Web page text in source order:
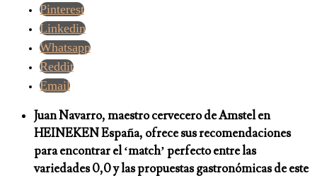
Pinterest
Linkedin
Whatsapp
Reddit
Email
Juan Navarro, maestro cervecero de Amstel en
HEINEKEN España, ofrece sus recomendaciones
para encontrar el ‘match’ perfecto entre las
variedades 0,0 y las propuestas gastronómicas de este